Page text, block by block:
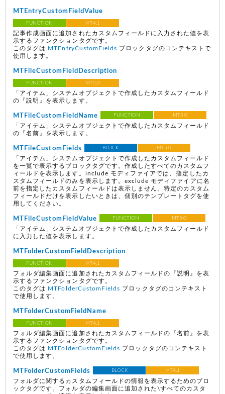
MTEntryCustomFieldValue
FUNCTION MT4.1
記事作成画面に追加されたカスタムフィールドに入力された値を表
示するファンクションタグです。
このタグは
MTEntryCustomFields ブロックタグのコンテキストで
使用します。
MTFileCustomFieldDescription
FUNCTION MT5.0
「アイテム」システムオブジェクトで作成したカスタムフィールド
の『説明』を表示します。
MTFileCustomFieldName FUNCTION MT5.0
「アイテム」システムオブジェクトで作成したカスタムフィールド
の『名前』を表示します。
MTFileCustomFields BLOCK MT5.0
「アイテム」システムオブジェクトで作成したカスタムフィールド
を一覧で表示するブロックタグです。作成したすべてのカスタムフ
ィールドを表示します。include モディファイアでは、指定したカ
スタムフィールドのみを表示します。exclude モディファイアに名
前を指定したカスタムフィールドは表示しません。特定のカスタム
フィールドだけを表示したいときは、個別のテンプレートタグを使
用してください。
MTFileCustomFieldValue FUNCTION MT5.0
「アイテム」システムオブジェクトで作成したカスタムフィールド
に入力した値を表示します。
MTFolderCustomFieldDescription
FUNCTION MT4.1
フォルダ編集画面に追加されたカスタムフィールドの『説明』を表
示するファンクションタグです。
このタグは
MTFolderCustomFields ブロックタグのコンテキスト
で使用します。
MTFolderCustomFieldName
FUNCTION MT4.1
フォルダ編集画面に追加されたカスタムフィールドの『名前』を表
示するファンクションタグです。
このタグは
MTFolderCustomFields ブロックタグのコンテキスト
で使用します。
MTFolderCustomFields BLOCK MT4.1
フォルダに関するカスタムフィールドの情報を表示するためのブロ
ックタグです。フォルダの編集画面に追加された\すべてのカスタ